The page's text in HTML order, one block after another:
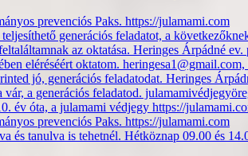
prevenciós Paks. https://julamami.com
generációs feladatot, a
az oktatása. Heringes Árpádné
eléréséért oktatom.
jó, generációs feladatodat. Heringes
a generációs feladatod.
év óta, a julamami védjegy https://
prevenciós Paks. https://julamami.com
és tanulva is tehetnél. Hétköznap 09.00 és